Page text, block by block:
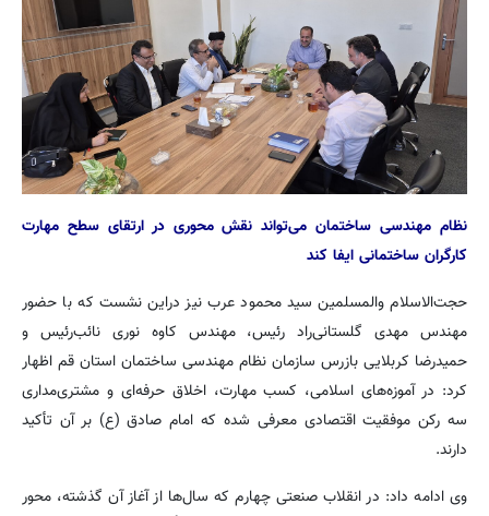
نظام مهندسی ساختمان می‌تواند نقش محوری در ارتقای سطح مهارت
کارگران ساختمانی ایفا کند
حجت‌الاسلام والمسلمین سید محمود عرب نیز دراین نشست که با حضور
مهندس مهدی گلستانی‌راد رئیس، مهندس کاوه نوری نائب‌رئیس و
حمیدرضا کربلایی بازرس سازمان نظام مهندسی ساختمان استان قم اظهار
کرد: در آموزه‌های اسلامی، کسب مهارت، اخلاق حرفه‌ای و مشتری‌مداری
سه رکن موفقیت اقتصادی معرفی شده که امام صادق (ع) بر آن تأکید
دارند.
وی ادامه داد: در انقلاب صنعتی چهارم که سال‌ها از آغاز آن گذشته، محور